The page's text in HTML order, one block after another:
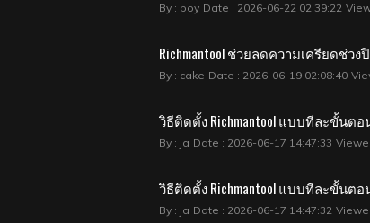
By : boy Date : 2026-06-22 02:39:22
Richmantool ช่วยลดความเครียดช่วง
By : cake Date : 2026-06-19 02:08:40
วิธีติดตั้ง Richmantool แบบทีละขั้นตอ
By : ja Date : 2026-06-17 14:47:33
วิธีติดตั้ง Richmantool แบบทีละขั้นตอ
By : ja Date : 2026-06-17 14:47:32